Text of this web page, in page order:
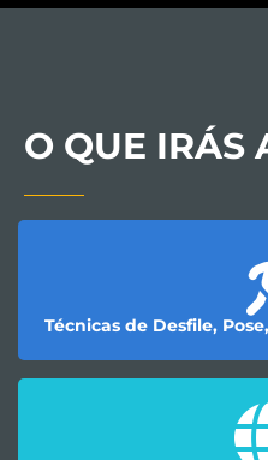
O QUE IRÁS
Técnicas de Desfile,